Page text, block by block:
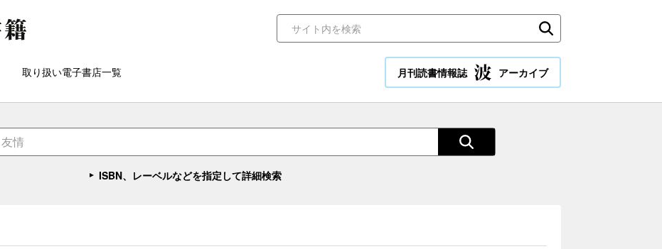
取り扱い電子書店一覧 月刊読書情報誌 アーカイブ
ISBN、レーベルなどを指定して詳細検索